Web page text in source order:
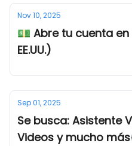
Nov 10, 2025
💵 Abre tu cuenta
EE.UU.)
Sep 01, 2025
Se busca: Asistente
Videos y mucho